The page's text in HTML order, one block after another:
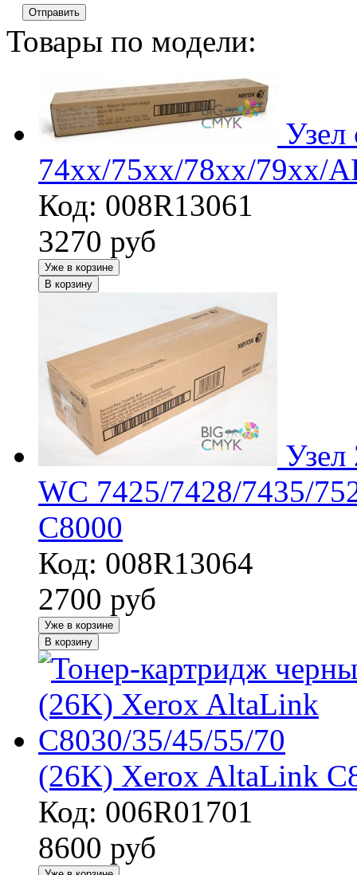
Отправить
Товары по модели:
Узел
74xx/75xx/78xx/79xx/
Код: 008R13061
3270 руб
Уже в корзине
В корзину
Узел
WC 7425/7428/7435/
C8000
Код: 008R13064
2700 руб
Уже в корзине
В корзину
(26K) Xerox AltaLink
Код: 006R01701
8600 руб